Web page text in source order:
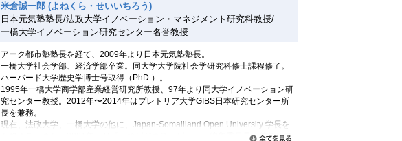
株式会社オウケイウェイヴ
Q&A形式の情報交換コミュニティサイト運営、FAQヘルプデスクソリューショ
ンの提供、 Q&A形式の情報活性化ソリューションの提供、Q&Aコミュニティを
ンサルティング
米倉誠一郎 (よねくら・せいいちろう)
日本元気塾塾長/法政大学イノベーション・マネジメント研究科教授/
一橋大学イノベーション研究センター名誉教授
アーク都市塾塾長を経て、2009年より日本元気塾塾長。
一橋大学社会学部、経済学部卒業。同大学大学院社会学研究科修士課程修了。
ハーバード大学歴史学博士号取得（PhD.）。
1995年一橋大学商学部産業経営研究所教授、97年より同大学イノベーション研
究センター教授。2012年〜2014年はプレトリア大学GIBS日本研究センター所
長を兼務。
現在、法政大学、一橋大学の他に、Japan-Somaliland Open University 学長を
も務める。また、2001年より『一橋ビジネスレビュー』編集委員長を兼任して